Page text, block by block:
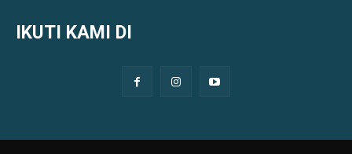
IKUTI KAMI DI